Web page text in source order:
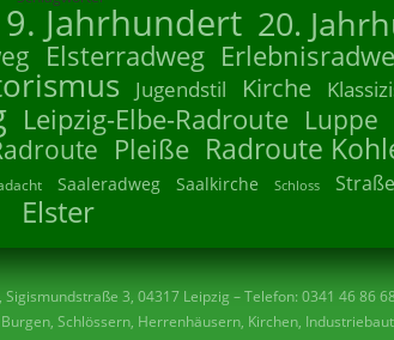
Jahrhundert 20.
Elsterradweg
Jugendstil Kirche
Leipzig-Elbe-Radroute Luppe
Pleiße Radroute
Saaleradweg Saalkirche Schloss
Elster
3, 04317 Leipzig – Telefon: 0341 46 86
Schlössern, Herrenhäusern, Kirchen,